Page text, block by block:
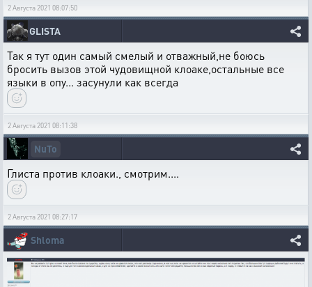
2 Августа 2021 08:07:50
GLISTA
Так я тут один самый смелый и отважный,не боюсь
бросить вызов этой чудовищной клоаке,остальные все
языки в опу... засунули как всегда
2 Августа 2021 08:11:38
NuTo
Глиста против клоаки., смотрим....
2 Августа 2021 08:27:17
Shloma